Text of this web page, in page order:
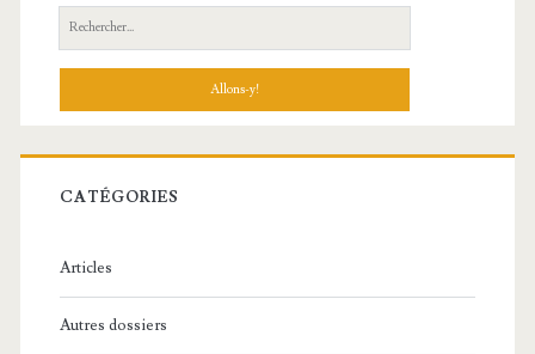
R
e
h
r
c
:
CATÉGORIES
Articles
Autres dossiers